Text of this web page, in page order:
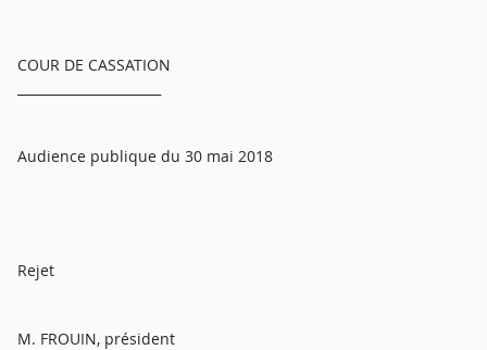
COUR DE CASSATION
Audience publique du 30 mai 2018
Rejet
M. FROUIN, président